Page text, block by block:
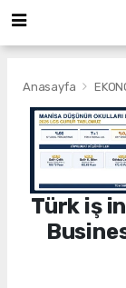
Anasayfa
Türk iş